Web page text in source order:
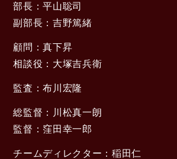
部長：平山聡司
副部長：吉野篤緒
顧問：真下昇
相談役：大塚吉兵衛
監査：布川宏隆
総監督：川松真一朗
監督：窪田幸一郎
チームディレクター：稲田仁